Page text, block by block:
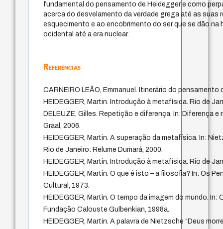
fundamental do pensamento de Heidegger e como
acerca do desvelamento da verdade grega até as suas
esquecimento e ao encobrimento do ser que se dão
ocidental até a era nuclear.
Referências
CARNEIRO LEÃO, Emmanuel. Itinerário do pensamento
HEIDEGGER, Martin. Introdução à metafísica. Rio de
DELEUZE, Gilles. Repetição e diferença. In: Diferença
Graal, 2006.
HEIDEGGER, Martin. A superação da metafísica. In:
Rio de Janeiro: Relume Dumará, 2000.
HEIDEGGER, Martin. Introdução à metafísica. Rio de
HEIDEGGER, Martin. O que é isto – a filosofia? In: Os
Cultural, 1973.
HEIDEGGER, Martin. O tempo da imagem do mundo.
Fundação Calouste Gulbenkian, 1998a.
HEIDEGGER, Martin. A palavra de Nietzsche “Deus